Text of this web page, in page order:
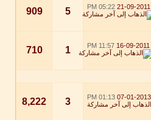
21-09-2011
05:22 PM
5
909
16-09-2011
11:57 PM
1
710
07-01-2013
01:13 PM
3
8,222